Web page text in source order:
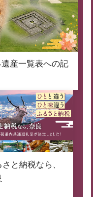
遺産一覧表への記
と納税なら、